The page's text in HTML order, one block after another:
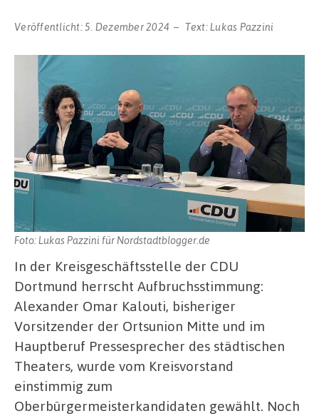
Veröffentlicht:5. Dezember 2024 Text:Lukas Pazzini
Foto: Lukas Pazzini für Nordstadtblogger.de
In der Kreisgeschäftsstelle der CDU
Dortmund herrscht Aufbruchsstimmung:
Alexander Omar Kalouti, bisheriger
Vorsitzender der Ortsunion Mitte und im
Hauptberuf Pressesprecher des städtischen
Theaters, wurde vom Kreisvorstand
einstimmig zum
Oberbürgermeisterkandidaten gewählt. Noch